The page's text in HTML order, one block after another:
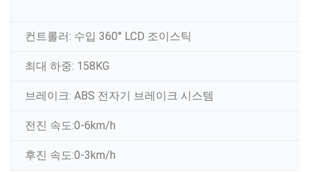
컨트롤러: 수입 360° LCD 조이스틱
최대 하중: 158KG
브레이크: ABS 전자기 브레이크 시스템
전진 속도:0-6km/h
후진 속도:0-3km/h